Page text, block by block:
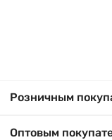
Розничным
Оптовым